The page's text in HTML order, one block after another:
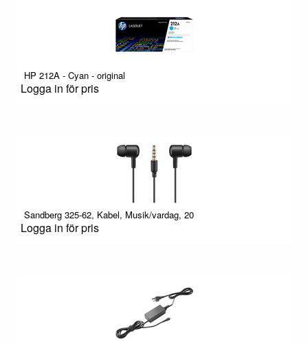
HP 212A - Cyan - original
Logga in för pris
Sandberg 325-62, Kabel, Musik/vardag, 20
Logga in för pris